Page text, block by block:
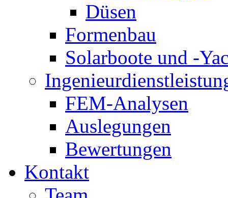
Düsen
Formenbau
Solarboote und -
FEM-Analysen
Auslegungen
Bewertungen
Kontakt